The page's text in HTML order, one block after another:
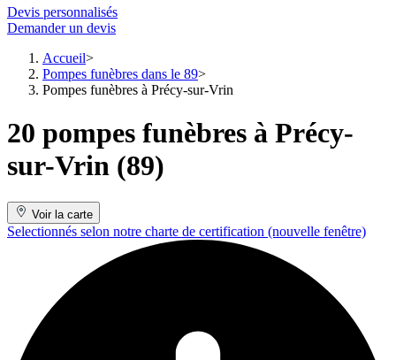
Devis personnalisés
Demander un devis
Accueil
Pompes funèbres dans le 89
Pompes funèbres à Précy-sur-Vrin
20 pompes funèbres à Précy-
sur-Vrin (89)
Voir la carte
Selectionnés selon notre charte de certification (nouvelle fenêtre)